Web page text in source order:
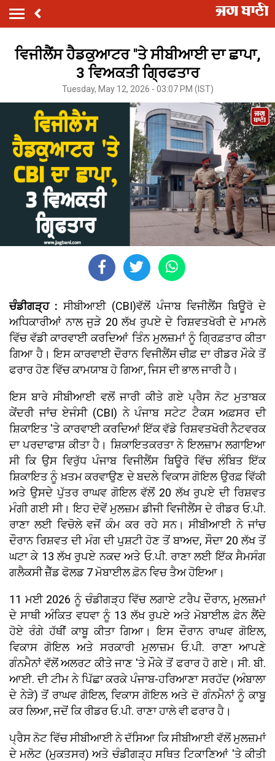
ਵਿਜੀਲੈਂਸ ਹੈਡਕੁਆਟਰ ''ਤੇ ਸੀਬੀਆਈ ਦਾ ਛਾਪਾ,
3 ਵਿਅਕਤੀ ਗ੍ਰਿਫਤਾਰ
Tuesday, May 12, 2026 - 03:07 PM (IST)
ਚੰਡੀਗੜ੍ਹ :ਸੀਬੀਆਈ (CBI)ਵੱਲੋਂ ਪੰਜਾਬ ਵਿਜੀਲੈਂਸ ਬਿਊਰੋ ਦੇ
ਅਧਿਕਾਰੀਆਂ ਨਾਲ ਜੁੜੇ 20 ਲੱਖ ਰੁਪਏ ਦੇ ਰਿਸ਼ਵਤਖੋਰੀ ਦੇ ਮਾਮਲੇ
ਵਿੱਚ ਵੱਡੀ ਕਾਰਵਾਈ ਕਰਦਿਆਂ ਤਿੰਨ ਮੁਲਜ਼ਮਾਂ ਨੂੰ ਗ੍ਰਿਫ਼ਤਾਰ ਕੀਤਾ
ਗਿਆ ਹੈ। ਇਸ ਕਾਰਵਾਈ ਦੌਰਾਨ ਵਿਜੀਲੈਂਸ ਚੀਫ਼ ਦਾ ਰੀਡਰ ਮੌਕੇ ਤੋਂ
ਫਰਾਰ ਹੋਣ ਵਿੱਚ ਕਾਮਯਾਬ ਹੋ ਗਿਆ, ਜਿਸ ਦੀ ਭਾਲ ਜਾਰੀ ਹੈ।
ਇਸ ਬਾਰੇ ਸੀਬੀਆਈ ਵਲੋਂ ਜਾਰੀ ਕੀਤੇ ਗਏ ਪ੍ਰੈਸ ਨੋਟ ਮੁਤਾਬਕ
ਕੇਂਦਰੀ ਜਾਂਚ ਏਜੰਸੀ (CBI) ਨੇ ਪੰਜਾਬ ਸਟੇਟ ਟੈਕਸ ਅਫ਼ਸਰ ਦੀ
ਸ਼ਿਕਾਇਤ 'ਤੇ ਕਾਰਵਾਈ ਕਰਦਿਆਂ ਇੱਕ ਵੱਡੇ ਰਿਸ਼ਵਤਖੋਰੀ ਨੈਟਵਰਕ
ਦਾ ਪਰਦਾਫਾਸ਼ ਕੀਤਾ ਹੈ। ਸ਼ਿਕਾਇਤਕਰਤਾ ਨੇ ਇਲਜ਼ਾਮ ਲਗਾਇਆ
ਸੀ ਕਿ ਉਸ ਵਿਰੁੱਧ ਪੰਜਾਬ ਵਿਜੀਲੈਂਸ ਬਿਊਰੋ ਵਿੱਚ ਲੰਬਿਤ ਇੱਕ
ਸ਼ਿਕਾਇਤ ਨੂੰ ਖ਼ਤਮ ਕਰਵਾਉਣ ਦੇ ਬਦਲੇ ਵਿਕਾਸ ਗੋਇਲ ਉਰਫ਼ ਵਿੱਕੀ
ਅਤੇ ਉਸਦੇ ਪੁੱਤਰ ਰਾਘਵ ਗੋਇਲ ਵੱਲੋਂ 20 ਲੱਖ ਰੁਪਏ ਦੀ ਰਿਸ਼ਵਤ
ਮੰਗੀ ਗਈ ਸੀ। ਇਹ ਦੋਵੇਂ ਮੁਲਜ਼ਮ ਡੀਜੀ ਵਿਜੀਲੈਂਸ ਦੇ ਰੀਡਰ ਓ.ਪੀ.
ਰਾਣਾ ਲਈ ਵਿਚੋਲੇ ਵਜੋਂ ਕੰਮ ਕਰ ਰਹੇ ਸਨ। ਸੀਬੀਆਈ ਨੇ ਜਾਂਚ
ਦੌਰਾਨ ਰਿਸ਼ਵਤ ਦੀ ਮੰਗ ਦੀ ਪੁਸ਼ਟੀ ਹੋਣ ਤੋਂ ਬਾਅਦ, ਸੌਦਾ 20 ਲੱਖ ਤੋਂ
ਘਟਾ ਕੇ 13 ਲੱਖ ਰੁਪਏ ਨਕਦ ਅਤੇ ਓ.ਪੀ. ਰਾਣਾ ਲਈ ਇੱਕ ਸੈਮਸੰਗ
ਗਲੈਕਸੀ ਜ਼ੈੱਡ ਫੋਲਡ 7 ਮੋਬਾਈਲ ਫ਼ੋਨ ਵਿਚ ਤੈਅ ਹੋਇਆ।
11 ਮਈ 2026 ਨੂੰ ਚੰਡੀਗੜ੍ਹ ਵਿੱਚ ਲਗਾਏ ਟਰੈਪ ਦੌਰਾਨ, ਮੁਲਜ਼ਮਾਂ
ਦੇ ਸਾਥੀ ਅੰਕਿਤ ਵਧਵਾ ਨੂੰ 13 ਲੱਖ ਰੁਪਏ ਅਤੇ ਮੋਬਾਈਲ ਫ਼ੋਨ ਲੈਂਦੇ
ਹੋਏ ਰੰਗੇ ਹੱਥੀਂ ਕਾਬੂ ਕੀਤਾ ਗਿਆ। ਇਸ ਦੌਰਾਨ ਰਾਘਵ ਗੋਇਲ,
ਵਿਕਾਸ ਗੋਇਲ ਅਤੇ ਸਰਕਾਰੀ ਮੁਲਾਜ਼ਮ ਓ.ਪੀ. ਰਾਣਾ ਆਪਣੇ
ਗੰਨਮੈਨਾਂ ਵੱਲੋਂ ਅਲਰਟ ਕੀਤੇ ਜਾਣ 'ਤੇ ਮੌਕੇ ਤੋਂ ਫਰਾਰ ਹੋ ਗਏ। ਸੀ. ਬੀ.
ਆਈ. ਦੀ ਟੀਮ ਨੇ ਪਿੱਛਾ ਕਰਕੇ ਪੰਜਾਬ-ਹਰਿਆਣਾ ਸਰਹੱਦ (ਅੰਬਾਲਾ
ਦੇ ਨੇੜੇ) ਤੋਂ ਰਾਘਵ ਗੋਇਲ, ਵਿਕਾਸ ਗੋਇਲ ਅਤੇ ਦੋ ਗੰਨਮੈਨਾਂ ਨੂੰ ਕਾਬੂ
ਕਰ ਲਿਆ, ਜਦੋਂ ਕਿ ਰੀਡਰ ਓ.ਪੀ. ਰਾਣਾ ਹਾਲੇ ਵੀ ਫਰਾਰ ਹੈ।
ਪ੍ਰੈਸ ਨੋਟ ਵਿੱਚ ਸੀਬੀਆਈ ਨੇ ਦੱਸਿਆ ਕਿ ਸੀਬੀਆਈ ਵੱਲੋਂ ਮੁਲਜ਼ਮਾਂ
ਦੇ ਮਲੋਟ (ਮੁਕਤਸਰ) ਅਤੇ ਚੰਡੀਗੜ੍ਹ ਸਥਿਤ ਟਿਕਾਣਿਆਂ 'ਤੇ ਕੀਤੀ